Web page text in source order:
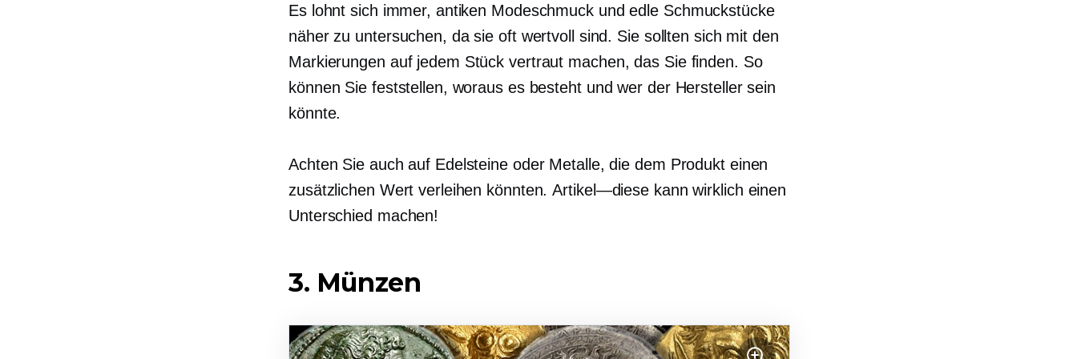
Es lohnt sich immer, antiken Modeschmuck und edle Schmuckstücke
näher zu untersuchen, da sie oft wertvoll sind. Sie sollten sich mit den
Markierungen auf jedem Stück vertraut machen, das Sie finden. So
können Sie feststellen, woraus es besteht und wer der Hersteller sein
könnte.
Achten Sie auch auf Edelsteine ​​oder Metalle, die dem Produkt einen
zusätzlichen Wert verleihen könnten.Artikel—diese kann wirklich einen
Unterschied machen!
3. Münzen